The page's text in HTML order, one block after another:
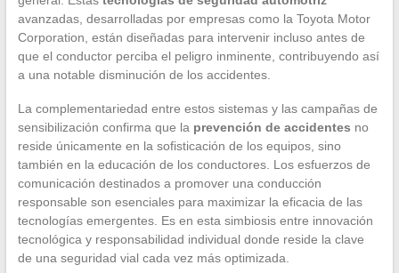
avanzadas, desarrolladas por empresas como la Toyota Motor
Corporation, están diseñadas para intervenir incluso antes de
que el conductor perciba el peligro inminente, contribuyendo así
a una notable disminución de los accidentes.
La complementariedad entre estos sistemas y las campañas de
sensibilización confirma que la prevención de accidentes no
reside únicamente en la sofisticación de los equipos, sino
también en la educación de los conductores. Los esfuerzos de
comunicación destinados a promover una conducción
responsable son esenciales para maximizar la eficacia de las
tecnologías emergentes. Es en esta simbiosis entre innovación
tecnológica y responsabilidad individual donde reside la clave
de una seguridad vial cada vez más optimizada.